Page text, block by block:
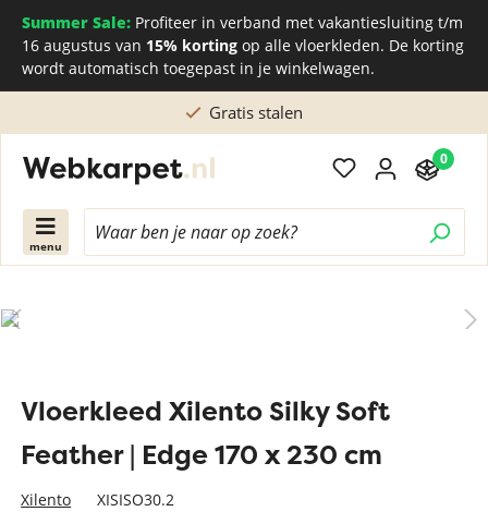
Summer Sale: Profiteer in verband met vakantiesluiting t/m
16 augustus van 15% korting op alle vloerkleden. De korting
wordt automatisch toegepast in je winkelwagen.
Gratis stalen
menu
0
Vloerkleed Xilento Silky Soft
Feather | Edge 170 x 230 cm
Xilento XISISO30.2